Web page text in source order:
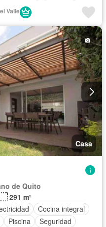
para niños
Valle
Casa
de Quito
291 m²
Cocina integral
Piscina
Seguridad